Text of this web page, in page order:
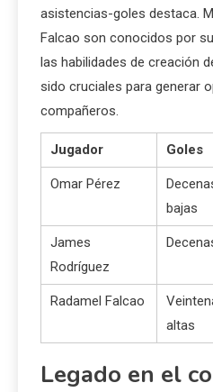
asistencias-goles destaca.
Falcao son conocidos por
las habilidades de creación
sido cruciales para generar
compañeros.
Jugador Goles
Omar Pérez
bajas
James
Rodríguez
Radamel Falcao
altas
Legado en el